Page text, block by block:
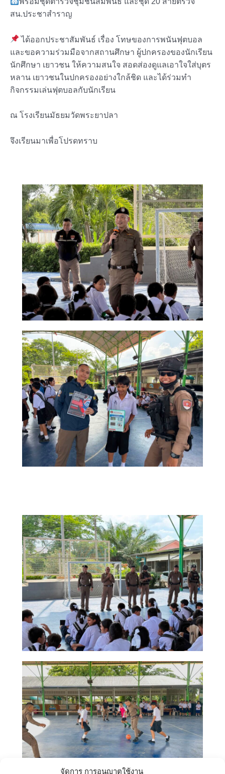
จัดการ การอนุญาตใช้งาน
สน.ประชาสำราญ
ได้ออกประชาสัมพันธ์ เรื่อง โทษของการพนันฟุตบอล
และขอความร่วมมือจากสถานศึกษา ผู้ปกครองของนักเรียน
นักศึกษา เยาวชน ให้ความสนใจ สอดส่องดูแลเอาใจใส่บุตร
หลาน เยาวชนในปกครองอย่างใกล้ชิด และได้ร่วมทำ
กิจกรรมเล่นฟุตบอลกับนักเรียน
ณ โรงเรียนมัธยมวัดพระยาปลา
จึงเรียนมาเพื่อโปรดทราบ